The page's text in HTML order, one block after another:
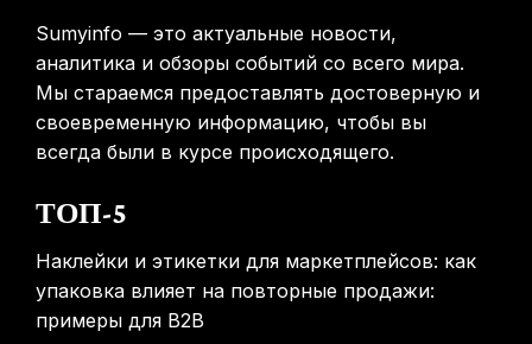
Sumyinfo — это актуальные новости,
аналитика и обзоры событий со всего мира.
Мы стараемся предоставлять достоверную и
своевременную информацию, чтобы вы
всегда были в курсе происходящего.
ТОП-5
Наклейки и этикетки для маркетплейсов: как
упаковка влияет на повторные продажи:
примеры для B2B